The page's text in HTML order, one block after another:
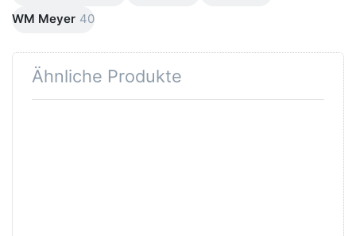
WM Meyer 40
Ähnliche Produkte